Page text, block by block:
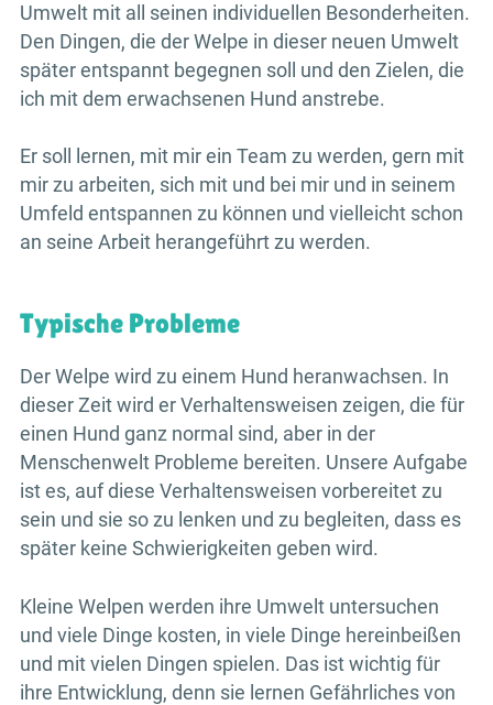
Umwelt mit all seinen individuellen Besonderheiten.
Den Dingen, die der Welpe in dieser neuen Umwelt
später entspannt begegnen soll und den Zielen, die
ich mit dem erwachsenen Hund anstrebe.
Er soll lernen, mit mir ein Team zu werden, gern mit
mir zu arbeiten, sich mit und bei mir und in seinem
Umfeld entspannen zu können und vielleicht schon
an seine Arbeit herangeführt zu werden.
Typische Probleme
Der Welpe wird zu einem Hund heranwachsen. In
dieser Zeit wird er Verhaltensweisen zeigen, die für
einen Hund ganz normal sind, aber in der
Menschenwelt Probleme bereiten. Unsere Aufgabe
ist es, auf diese Verhaltensweisen vorbereitet zu
sein und sie so zu lenken und zu begleiten, dass es
später keine Schwierigkeiten geben wird.
Kleine Welpen werden ihre Umwelt untersuchen
und viele Dinge kosten, in viele Dinge hereinbeißen
und mit vielen Dingen spielen. Das ist wichtig für
ihre Entwicklung, denn sie lernen Gefährliches von